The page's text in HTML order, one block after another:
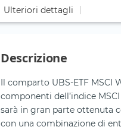
Ulteriori dettagli
Descrizione
Il comparto UBS-ETF MSCI
componenti dell’indice
sarà in gran parte ottenuta
con una combinazione di